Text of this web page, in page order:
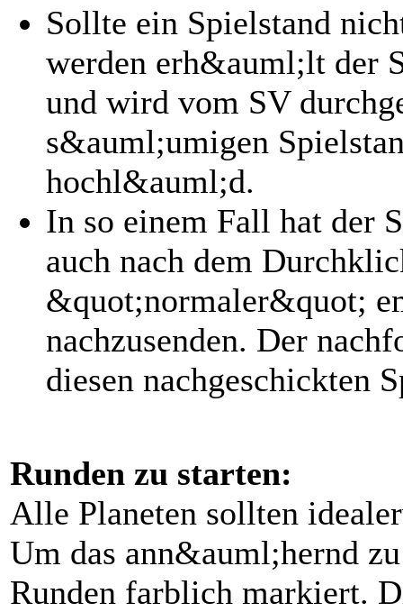
Sollte ein Spielstand
werden erh&auml;lt der
und wird vom SV
s&auml;umigen
hochl&auml;d.
In so einem Fall hat der
auch nach dem
&quot;normaler&quot;
nachzusenden. Der
diesen nachgeschickten
Runden zu starten:
Alle Planeten sollten
Um das ann&auml;hernd
Runden farblich markiert.